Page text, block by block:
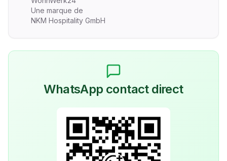
Une marque de
NKM Hospitality GmbH
WhatsApp contact direct